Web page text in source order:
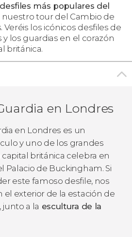
desfiles más populares del
nuestro tour del Cambio de
Veréis los icónicos desfiles de
los guardias en el corazón
británica.
en Londres
en Londres es un
y uno de los grandes
británica celebra en
Palacio de Buckingham. Si
este famoso desfile, nos
exterior de la estación de
junto a la escultura de la